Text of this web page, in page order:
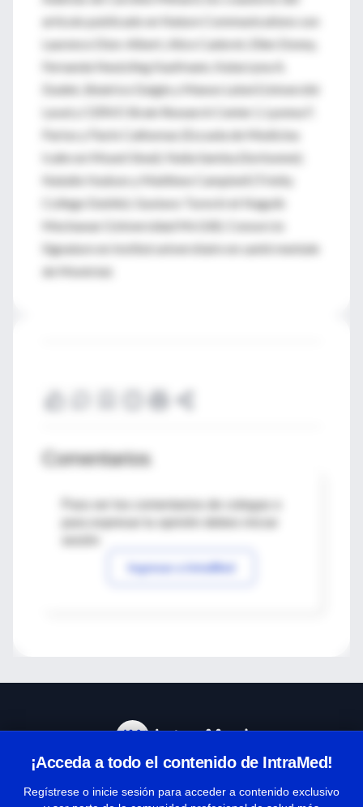
artículo publicado en Nature Communications son
Laurence Dion-Albert, Alice Cadoret, Ellen Doney,
Fernanda Neutzling Kaufmann, Katarzyna A.
Dudek, Béatrice Daigle y Manon Lebel (Université
Laval y CERVO Brain Research Center ); Lyonna F.
Parise y Flurin Cathomas (Escuela de Medicina
Icahn en Mount Sinai); Nalia Samba (Sorbonne);
Natalie Hudson y Matthew Campbell (Trinity
College Dublin); Gustavo Turecki et Naguib
Mechawar (Universidad McGill); Consorcio
Signature en Institut universitaire en santé mentale
de Montréal.
Comentarios
Para ver los comentarios de colegas o
Ingresar a IntraMed
¡Acceda a todo el contenido de IntraMed!
Regístrese o inicie sesión para acceder a contenido exclusivo